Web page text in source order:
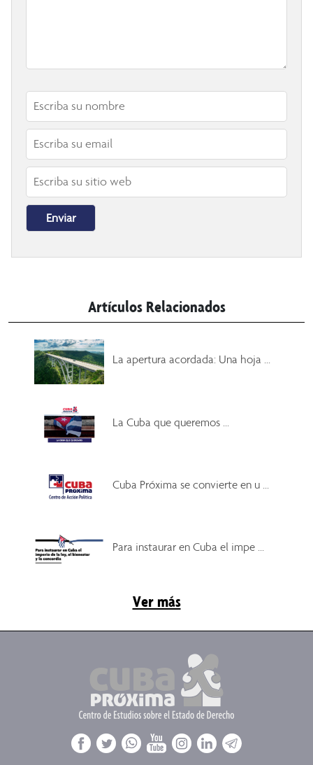
Artículos Relacionados
La apertura acordada: Una hoja ...
La Cuba que queremos ...
Cuba Próxima se convierte en u ...
Para instaurar en Cuba el impe ...
Ver más